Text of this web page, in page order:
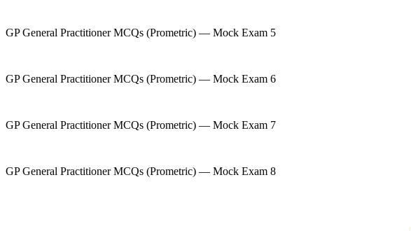
GP General Practitioner MCQs (Prometric) — Mock Exam 5
GP General Practitioner MCQs (Prometric) — Mock Exam 6
GP General Practitioner MCQs (Prometric) — Mock Exam 7
GP General Practitioner MCQs (Prometric) — Mock Exam 8